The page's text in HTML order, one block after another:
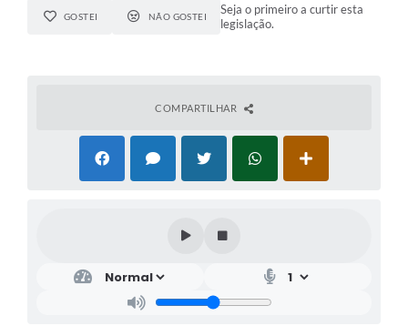
GOSTEI NÃO GOSTEI
Seja o primeiro a curtir esta
legislação.
COMPARTILHAR